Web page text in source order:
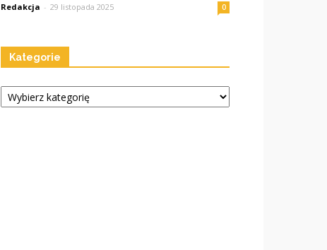
Redakcja - 29 listopada 2025 0
Kategorie
Kategorie